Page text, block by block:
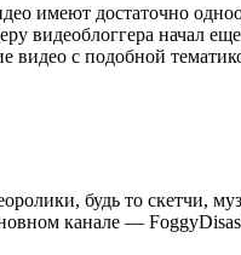
имеют достаточно
видеоблоггера начал
видео с подобной
будь то скетчи,
канале —